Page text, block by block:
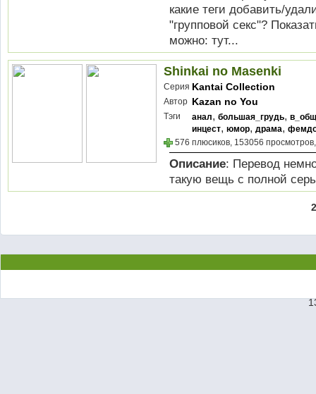
какие теги добавить/
"групповой секс"?
можно: тут...
Shinkai no Masenki
Серия Kantai Collection
Автор Kazan no You
Тэги анал, большая_грудь,
инцест, юмор, драма,
576 плюсиков, 153056
Описание: Перевод
такую вещь с полной